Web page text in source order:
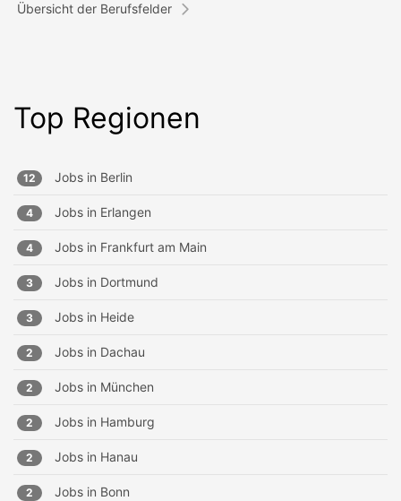
Übersicht der Berufsfelder
Top Regionen
12 Jobs in Berlin
4 Jobs in Erlangen
4 Jobs in Frankfurt am Main
3 Jobs in Dortmund
3 Jobs in Heide
2 Jobs in Dachau
2 Jobs in München
2 Jobs in Hamburg
2 Jobs in Hanau
2 Jobs in Bonn